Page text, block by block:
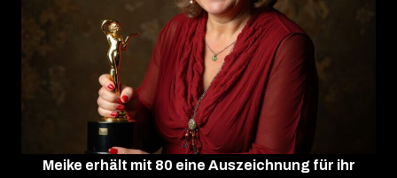
Meike erhält mit 80 eine Auszeichnung für ihr